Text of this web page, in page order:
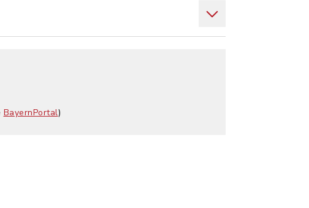
BayernPortal)